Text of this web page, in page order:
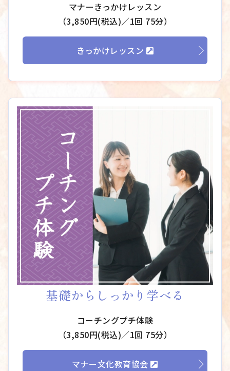
マナーきっかけレッスン
（3,850円(税込)／1回 75分）
きっかけレッスン
基礎からしっかり学べる
コーチングプチ体験
（3,850円(税込)／1回 75分）
マナー文化教育協会